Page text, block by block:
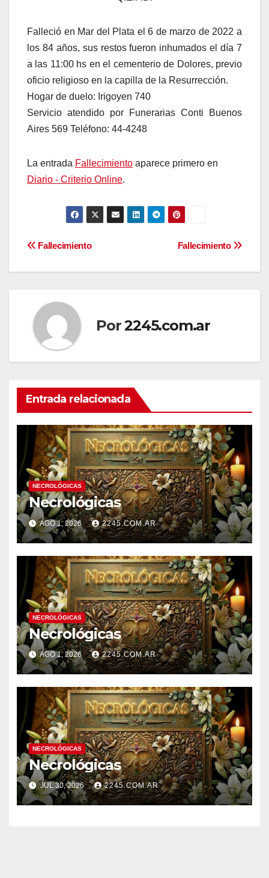
Falleció en Mar del Plata el 6 de marzo de 2022 a
los 84 años, sus restos fueron inhumados el día 7
a las 11:00 hs en el cementerio de Dolores, previo
oficio religioso en la capilla de la Resurrección.
Hogar de duelo: Irigoyen 740
Servicio atendido por Funerarias Conti Buenos
Aires 569 Teléfono: 44-4248
La entrada Fallecimiento aparece primero en
Diario - Criterio Online.
Navegación
de
entradas
Fallecimiento
Fallecimiento
Por2245.com.ar
Entrada relacionada
NECROLÓGICAS
Necrológicas
AGO 1, 2026 2245.COM.AR
NECROLÓGICAS
Necrológicas
AGO 1, 2026 2245.COM.AR
NECROLÓGICAS
Necrológicas
JUL 30, 2026 2245.COM.AR